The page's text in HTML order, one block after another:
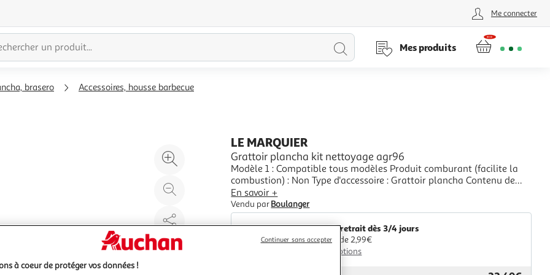
Me connecter
Lancer
Mes produits
brasero Accessoires, housse barbecue
Agrandir
l'illustration
l'illustration
à
100
%
Partager
le
produit
LE MARQUIER
Grattoir plancha kit nettoyage agr96
Modèle 1 : Compatible tous modèles Produit comburant (facilite la
combustion) : Non Type d'accessoire : Grattoir plancha Contenu de
contenu_du_carton : spatule et boules inox
En savoir +
Vendu parBoulanger
Livr. ou retrait dès 3/4 jours
A partir de 2,99€
Plus d'options
à coeur de protéger vos données !
Continuer sans accepter